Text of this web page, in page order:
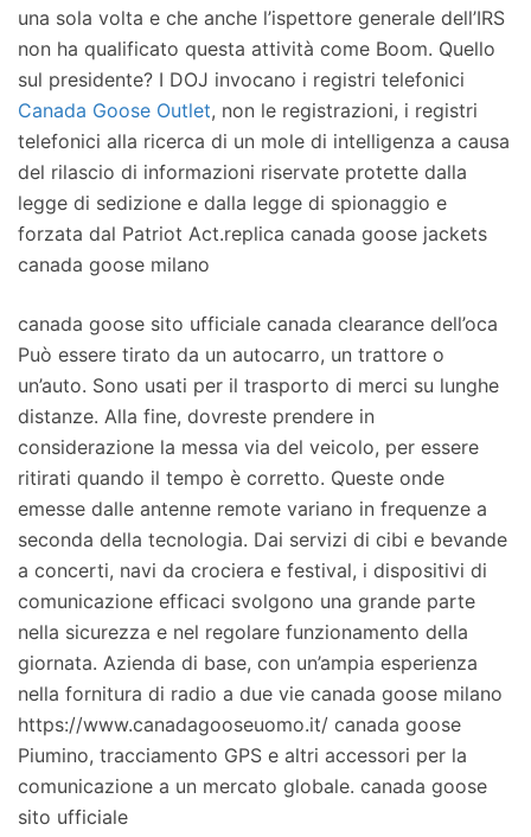
una sola volta e che anche l’ispettore generale dell’IRS
non ha qualificato questa attività come Boom. Quello
sul presidente? I DOJ invocano i registri telefonici
Canada Goose Outlet, non le registrazioni, i registri
telefonici alla ricerca di un mole di intelligenza a causa
del rilascio di informazioni riservate protette dalla
legge di sedizione e dalla legge di spionaggio e
forzata dal Patriot Act.replica canada goose jackets
canada goose milano
canada goose sito ufficiale canada clearance dell’oca
Può essere tirato da un autocarro, un trattore o
un’auto. Sono usati per il trasporto di merci su lunghe
distanze. Alla fine, dovreste prendere in
considerazione la messa via del veicolo, per essere
ritirati quando il tempo è corretto. Queste onde
emesse dalle antenne remote variano in frequenze a
seconda della tecnologia. Dai servizi di cibi e bevande
a concerti, navi da crociera e festival, i dispositivi di
comunicazione efficaci svolgono una grande parte
nella sicurezza e nel regolare funzionamento della
giornata. Azienda di base, con un’ampia esperienza
nella fornitura di radio a due vie canada goose milano
https://www.canadagooseuomo.it/ canada goose
Piumino, tracciamento GPS e altri accessori per la
comunicazione a un mercato globale. canada goose
sito ufficiale